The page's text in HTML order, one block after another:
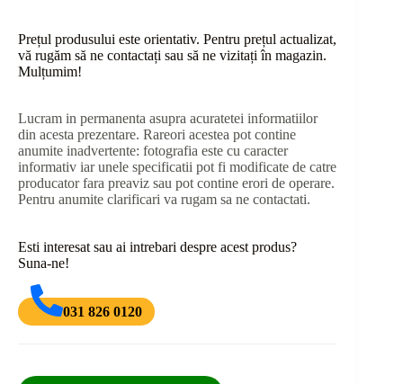
Prețul produsului este orientativ. Pentru prețul actualizat,
vă rugăm să ne contactați sau să ne vizitați în magazin.
Mulțumim!
Lucram in permanenta asupra acuratetei informatiilor
din acesta prezentare. Rareori acestea pot contine
anumite inadvertente: fotografia este cu caracter
informativ iar unele specificatii pot fi modificate de catre
producator fara preaviz sau pot contine erori de operare.
Pentru anumite clarificari va rugam sa ne contactati.
Esti interesat sau ai intrebari despre acest produs?
Suna-ne!
031 826 0120